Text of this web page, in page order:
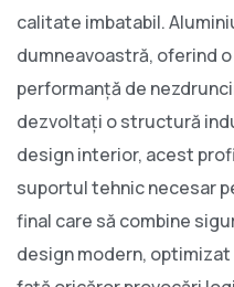
calitate imbatabil.
dumneavoastră, oferind
performanță de
dezvoltați o structură
design interior, acest
suportul tehnic necesar
final care să combine
design modern,